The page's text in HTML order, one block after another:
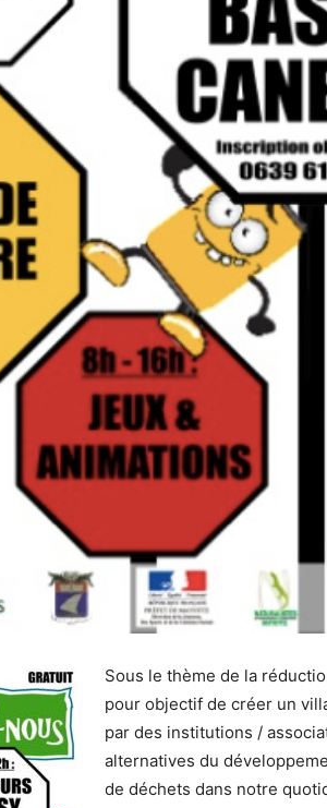
Sous le thème de la
pour objectif de créer un
par des institutions /
alternatives du
de déchets dans notre